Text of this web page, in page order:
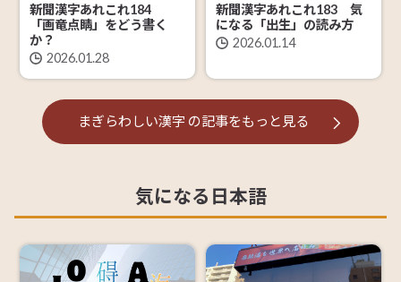
新聞漢字あれこれ184
「画竜点睛」をどう書く
か？
2026.01.28
新聞漢字あれこれ183 気
になる「出生」の読み方
2026.01.14
まぎらわしい漢字 の記事をもっと見る
気になる日本語